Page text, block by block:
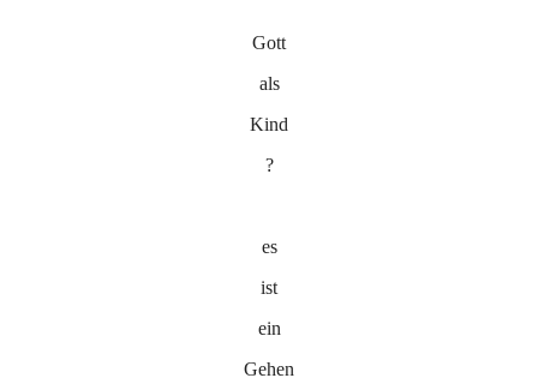
Gott
als
Kind
?
es
ist
ein
Gehen